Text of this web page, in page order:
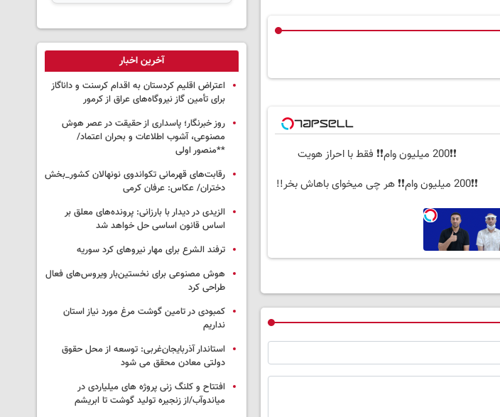
❗❗200 میلیون وام❗❗ فقط با احراز هویت
❗❗200 میلیون وام❗❗ هر چی میخوای باهاش بخر!!
آخرین اخبار
اعتراض اقلیم کردستان به اقدام کرسنت و داناگاز
برای تأمین گاز نیروگاه‌های عراق از کرمور
روز خبرنگار؛ پاسداری از حقیقت در عصر هوش
مصنوعی، آشوب اطلاعات و بحران اعتماد/
**منصور اولی
رقابت‌های قهرمانی تکواندوی نونهالان کشور_بخش
دختران/ عکاس: عرفان کرمی
الزیدی در دیدار با بارزانی: پرونده‌های معلق بر
اساس قانون اساسی حل خواهد شد
ترفند الشرع برای مهار نیروهای کرد سوریه
هوش مصنوعی برای نخستین‌بار ویروس‌های فعال
طراحی کرد
کمبودی در تامین گوشت مرغ مورد نیاز استان
نداریم
استاندار آذربایجان‌غربی: توسعه از محل حقوق
دولتی معادن محقق می شود
افتتاح و کلنگ زنی پروژه های میلیاردی در
میاندوآب/از زنجیره تولید گوشت تا ابریشم